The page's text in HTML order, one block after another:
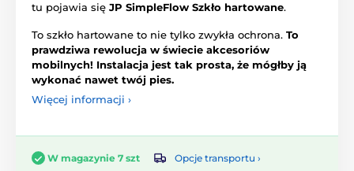
tu pojawia się JP SimpleFlow Szkło hartowane.
To szkło hartowane to nie tylko zwykła ochrona. To
prawdziwa rewolucja w świecie akcesoriów
mobilnych! Instalacja jest tak prosta, że mógłby ją
wykonać nawet twój pies.
Więcej informacji ›
W magazynie 7 szt
Opcje transportu ›